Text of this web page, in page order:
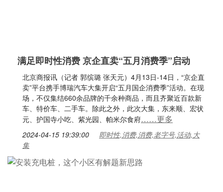
满足即时性消费 京企直卖“五月消费季”启动
北京商报讯（记者 郭缤璐 张天元）4月13日-14日，“京企直
卖”平台携手博瑞汽车大集开启“五月国企消费季”活动。在现
场，不仅集结660余品牌的千余种商品，而且齐聚近百款新
车、特价车、二手车。除此之外，此次大集，东来顺、宏状
元、护国寺小吃、紫光园、帕米尔食府……更多
2024-04-15 19:39:00
即时性,消费,消费,老字号,活动,大
集